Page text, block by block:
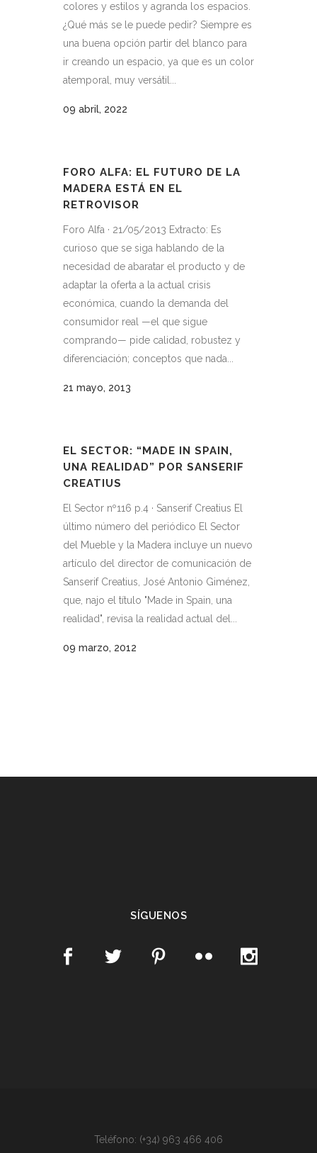
colores y estilos y agranda los espacios.
¿Qué más se le puede pedir? Siempre es
una buena opción partir del blanco para
ir creando un espacio, ya que es un color
atemporal, muy versátil...
09 abril, 2022
FORO ALFA: EL FUTURO DE LA
MADERA ESTÁ EN EL
RETROVISOR
Foro Alfa · 21/05/2013 Extracto: Es
curioso que se siga hablando de la
necesidad de abaratar el producto y de
adaptar la oferta a la actual crisis
económica, cuando la demanda del
consumidor real —el que sigue
comprando— pide calidad, robustez y
diferenciación; conceptos que nada...
21 mayo, 2013
EL SECTOR: “MADE IN SPAIN,
UNA REALIDAD” POR SANSERIF
CREATIUS
El Sector nº116 p.4 · Sanserif Creatius El
último número del periódico El Sector
del Mueble y la Madera incluye un nuevo
artículo del director de comunicación de
Sanserif Creatius, José Antonio Giménez,
que, najo el título "Made in Spain, una
realidad", revisa la realidad actual del...
09 marzo, 2012
SÍGUENOS
Teléfono: (+34) 963 466 406